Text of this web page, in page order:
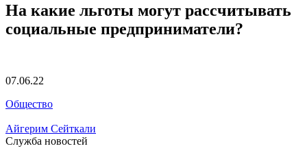
На какие льготы могут рассчитывать
социальные предприниматели?
07.06.22
Общество
Айгерим Сейткали
Служба новостей